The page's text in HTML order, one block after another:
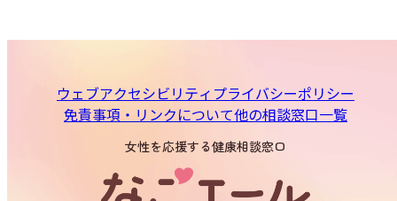
ウェブアクセシビリティ プライバシーポリシー
免責事項・リンクについて他の相談窓口一覧
女性を応援する健康相談窓口